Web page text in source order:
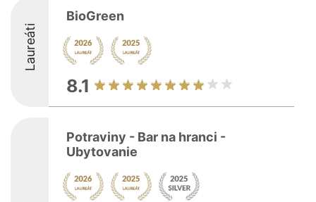
Laureáti
BioGreen
8.1
Potraviny - Bar na hranci -
Ubytovanie